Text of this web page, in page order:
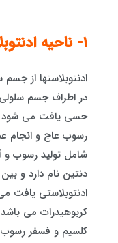
١- ناحیه ادنتوبلاستی
ادنتوبلاستها از
در اطراف جسم
حسی یافت می شود .
رسوب عاج و انجام
شامل تولید رسوب
دنتین نام دارد و
ادنتوبلاستی
کربوهیدرات می
کلسیم و فسفر رسوب